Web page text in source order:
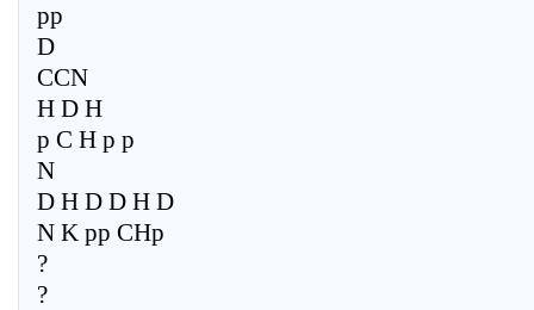
pp
D
CCN
H D H
p C H p p
N
D H D D H D
N K pp CHp
?
?